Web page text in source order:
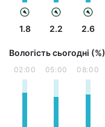
1.8 2.2 2.6
Вологість сьогодні (%)
02:00 05:00 08:00